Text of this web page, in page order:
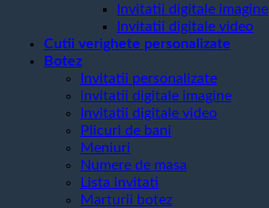
Invitatii digitale imagine
Invitatii digitale video
Cutii verighete personalizate
Botez
Invitatii personalizate
invitatii digitale imagine
Invitatii digitale video
Plicuri de bani
Meniuri
Numere de masa
Lista invitati
Marturii botez